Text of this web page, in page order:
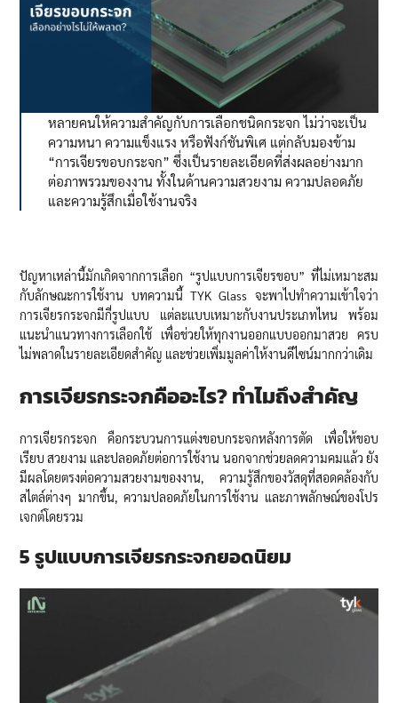
หลายคนให้ความสำคัญกับการเลือกชนิดกระจก ไม่ว่าจะเป็น
ความหนา ความแข็งแรง หรือฟังก์ชันพิเศ แต่กลับมองข้าม
“การเจียรขอบกระจก” ซึ่งเป็นรายละเอียดที่ส่งผลอย่างมาก
ต่อภาพรวมของงาน ทั้งในด้านความสวยงาม ความปลอดภัย
และความรู้สึกเมื่อใช้งานจริง
ปัญหาเหล่านี้มักเกิดจากการเลือก “รูปแบบการเจียรขอบ” ที่ไม่เหมาะสม
กับลักษณะการใช้งาน บทความนี้ TYK Glass จะพาไปทำความเข้าใจว่า
การเจียรกระจกมีกี่รูปแบบ แต่ละแบบเหมาะกับงานประเภทไหน พร้อม
แนะนำแนวทางการเลือกใช้ เพื่อช่วยให้ทุกงานออกแบบออกมาสวย ครบ
ไม่พลาดในรายละเอียดสำคัญ และช่วยเพิ่มมูลค่าให้งานดีไซน์มากกว่าเดิม
การเจียรกระจกคืออะไร? ทำไมถึงสำคัญ
การเจียรกระจก คือกระบวนการแต่งขอบกระจกหลังการตัด เพื่อให้ขอบ
เรียบ สวยงาม และปลอดภัยต่อการใช้งาน นอกจากช่วยลดความคมแล้ว ยัง
มีผลโดยตรงต่อความสวยงามของงาน, ความรู้สึกของวัสดุที่สอดคล้องกับ
สไตล์ต่างๆ มากขึ้น, ความปลอดภัยในการใช้งาน และภาพลักษณ์ของโปร
เจกต์โดยรวม
5 รูปแบบการเจียรกระจกยอดนิยม